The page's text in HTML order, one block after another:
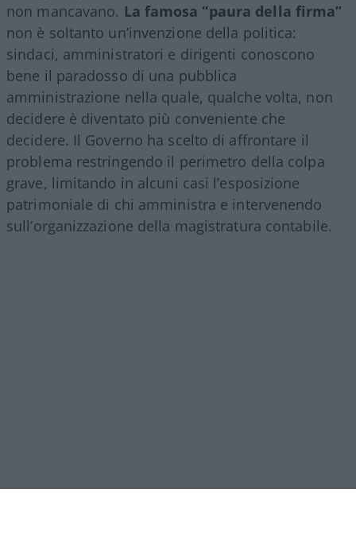
non mancavano. La famosa “paura della firma”
non è soltanto un’invenzione della politica:
sindaci, amministratori e dirigenti conoscono
bene il paradosso di una pubblica
amministrazione nella quale, qualche volta, non
decidere è diventato più conveniente che
decidere. Il Governo ha scelto di affrontare il
problema restringendo il perimetro della colpa
grave, limitando in alcuni casi l’esposizione
patrimoniale di chi amministra e intervenendo
sull’organizzazione della magistratura contabile.
Obiettivi comprensibili, ma forse come si ripete